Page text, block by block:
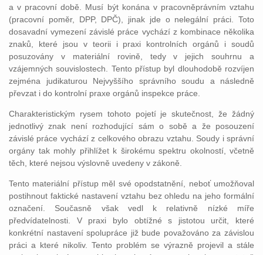
a v pracovní době. Musí být konána v pracovněprávním vztahu
(pracovní poměr, DPP, DPČ), jinak jde o nelegální práci. Toto
dosavadní vymezení závislé práce vychází z kombinace několika
znaků, které jsou v teorii i praxi kontrolních orgánů i soudů
posuzovány v materiální rovině, tedy v jejich souhrnu a
vzájemných souvislostech. Tento přístup byl dlouhodobě rozvíjen
zejména judikaturou Nejvyššího správního soudu a následně
převzat i do kontrolní praxe orgánů inspekce práce.
Charakteristickým rysem tohoto pojetí je skutečnost, že žádný
jednotlivý znak není rozhodující sám o sobě a že posouzení
závislé práce vychází z celkového obrazu vztahu. Soudy i správní
orgány tak mohly přihlížet k širokému spektru okolností, včetně
těch, které nejsou výslovně uvedeny v zákoně.
Tento materiální přístup měl své opodstatnění, neboť umožňoval
postihnout faktické nastavení vztahu bez ohledu na jeho formální
označení. Současně však vedl k relativně nízké míře
předvídatelnosti. V praxi bylo obtížné s jistotou určit, které
konkrétní nastavení spolupráce již bude považováno za závislou
práci a které nikoliv. Tento problém se výrazně projevil a stále